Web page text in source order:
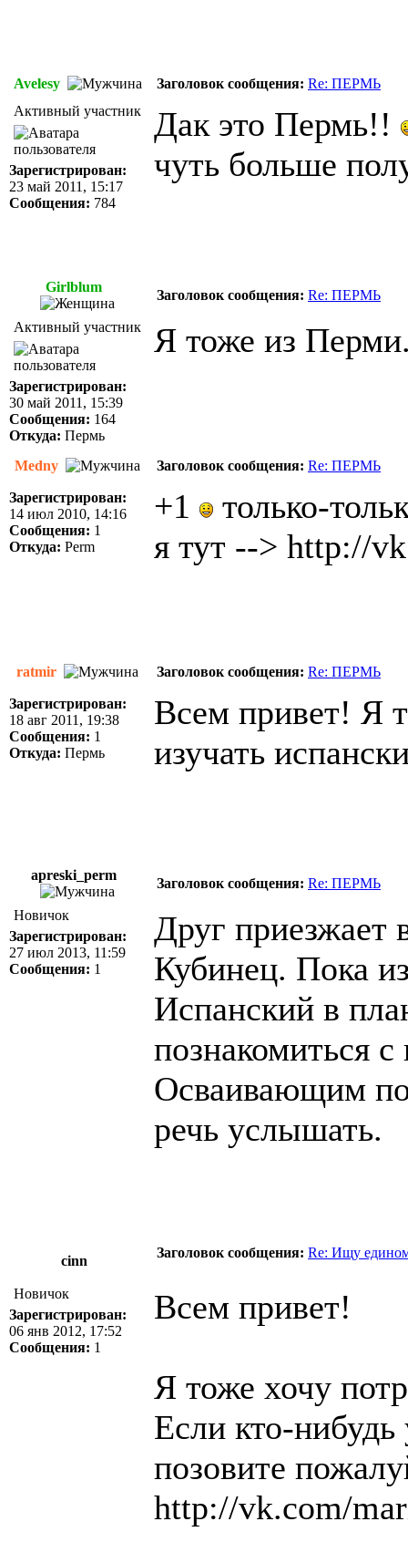
Avelesy Заголовок сообщения: Re: ПЕРМЬ
Активный участник
Зарегистрирован:
23 май 2011, 15:17
Сообщения: 784
Дак это Пермь!!
чуть больше
Girlblum
Заголовок сообщения: Re: ПЕРМЬ
Активный участник
Зарегистрирован:
30 май 2011, 15:39
Сообщения: 164
Откуда: Пермь
Я тоже из
Medny Заголовок сообщения: Re: ПЕРМЬ
Зарегистрирован:
14 июл 2010, 14:16
Сообщения: 1
Откуда: Perm
+1
только-
я тут --> http://
ratmir Заголовок сообщения: Re: ПЕРМЬ
Зарегистрирован:
18 авг 2011, 19:38
Сообщения: 1
Откуда: Пермь
Всем привет! Я
изучать
apreski_perm
Заголовок сообщения: Re: ПЕРМЬ
Новичок
Зарегистрирован:
27 июл 2013, 11:59
Сообщения: 1
Друг приезжает
Кубинец. Пока
Испанский в
познакомиться
Осваивающим
речь услышать.
cinn
Заголовок сообщения: Re: Ищу
Новичок
Зарегистрирован:
06 янв 2012, 17:52
Сообщения: 1
Всем привет!
Я тоже хочу
Если кто-
позовите
http://vk.com/